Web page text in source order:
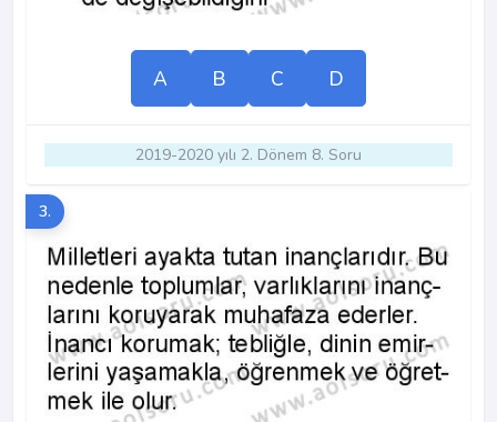
A B C D
2019-2020 yılı 2. Dönem 8. Soru
3.